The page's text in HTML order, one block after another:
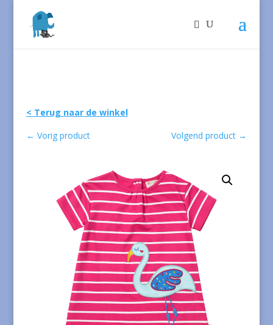
< Terug naar de winkel
← Vorig product Volgend product →